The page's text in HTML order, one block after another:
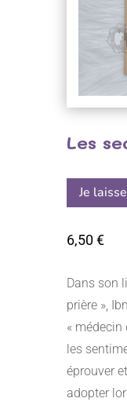
Les
Je
6,50€
Dans son
prière »,
«
les
éprouver
adopter